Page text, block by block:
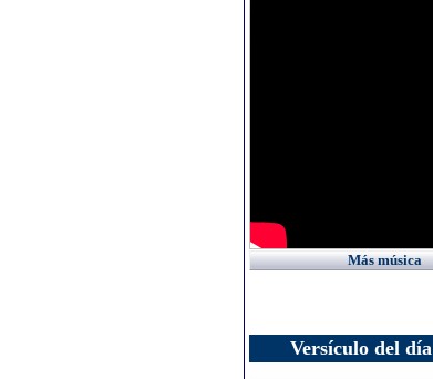
Más música
Versículo del día